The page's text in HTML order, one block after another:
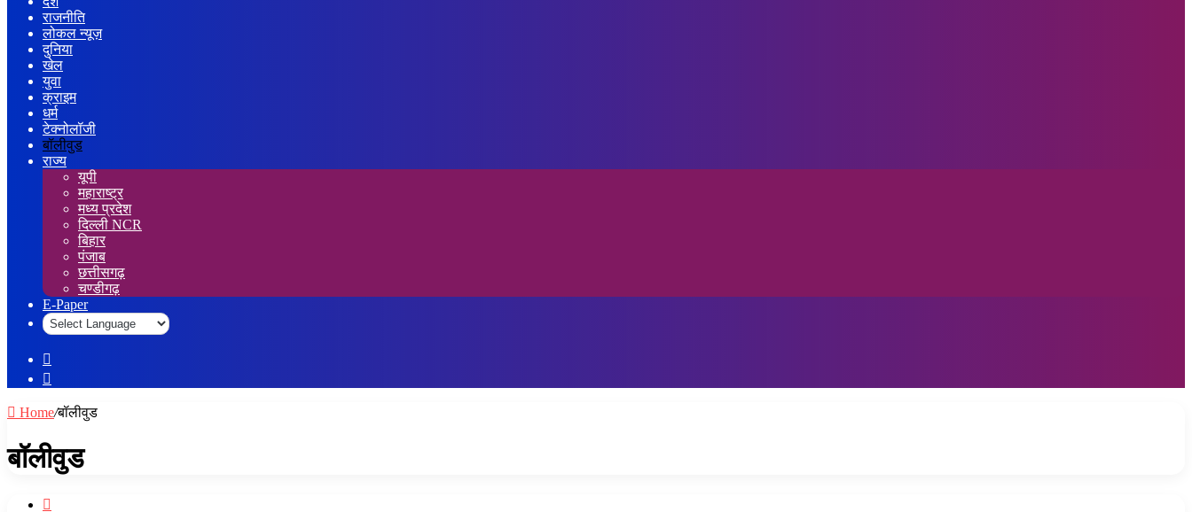
राजनीति
लोकल न्यूज़
दुनिया
खेल
युवा
क्राइम
धर्म
टेक्नोलॉजी
बॉलीवुड
राज्य
यूपी
महाराष्ट्र
मध्य प्रदेश
दिल्ली NCR
बिहार
पंजाब
छत्तीसगढ़
चण्डीगढ़
E-Paper
In
Home/बॉलीवुड
बॉलीवुड